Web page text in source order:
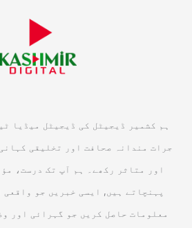
ہم کشمیر ڈیجیٹل کی ڈیجیٹل میڈیا
جرات مندانہ صحافت اور تخلیقی
اور متاثر رکھے۔ ہم آپ تک درست،
پہنچاتے ہیں, ایسی خبریں جو واقعی
معلومات حاصل کریں جو گہرائی اور